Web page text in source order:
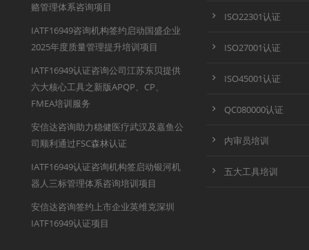
赂管理体系咨询项目
IATF16949咨询机构签约启动国盛企业
2025年度质量管理提升培训项目
IATF16949认证咨询公司江苏东贝提供
六大核心工具之新版APQP、CP、
FMEA培训服务
安信达咨询助力稳健医疗武汉及嘉鱼公
司顺利通过FSC森林认证
IATF16949认证咨询机构签启动银河机
器人三标管理体系咨询培训项目
安信达咨询签约上市企业英维克深圳
IATF16949认证项目
ISO22301认证
ISO27001认证
ISO45001认证
QC080000认证
内审员培训
五大工具培训